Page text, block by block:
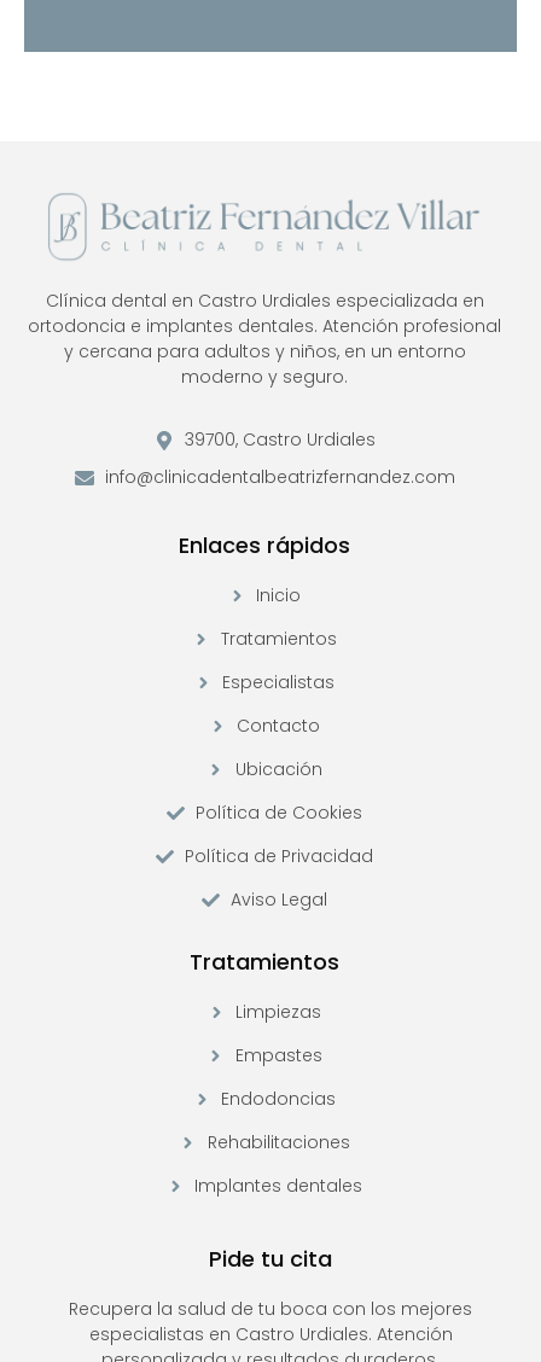
Clínica dental en Castro Urdiales especializada en
ortodoncia e implantes dentales. Atención profesional
y cercana para adultos y niños, en un entorno
moderno y seguro.
39700, Castro Urdiales
info@clinicadentalbeatrizfernandez.com
Enlaces rápidos
Inicio
Tratamientos
Especialistas
Contacto
Ubicación
Política de Cookies
Política de Privacidad
Aviso Legal
Tratamientos
Limpiezas
Empastes
Endodoncias
Rehabilitaciones
Implantes dentales
Pide tu cita
Recupera la salud de tu boca con los mejores
especialistas en Castro Urdiales. Atención